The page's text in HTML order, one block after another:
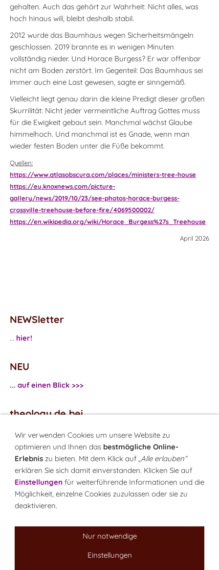
gehalten. Auch das gehört zur Wahrheit: Nicht alles, was
hoch hinaus will, bleibt deshalb stabil.
2012 wurde das Baumhaus wegen Sicherheitsmängeln
geschlossen. 2019 brannte es in wenigen Minuten
vollständig nieder. Und Horace Burgess? Er war offenbar
nicht am Boden zerstört. Im Gegenteil: Das Baumhaus sei
immer auch eine Last gewesen, sagte er sinngemäß.
Vielleicht liegt genau darin die kleine Predigt dieser großen
Skurrilität: Nicht jeder vermeintliche Auftrag Gottes muss
für die Ewigkeit gebaut sein. Manchmal wächst Glaube
himmelhoch. Und manchmal ist es Gnade, wenn man
wieder festen Boden unter die Füße bekommt.
Quellen:
https://www.atlasobscura.com/places/ministers-tree-house
https://eu.knoxnews.com/picture-
gallery/news/2019/10/23/see-photos-horace-burgess-
crossville-treehouse-before-fire/4069500002/
https://en.wikipedia.org/wiki/Horace_Burgess%27s_Treehouse
April 2026
NEWSletter
... hier!
NEU
... auf einen Blick >>>
theology.de bei
...Facebook
...Twitter
Monatsrätsel
Rätseln & Gewinnen!
LINK-Hinweis
Wir verwenden Cookies um unsere Website zu
optimieren und Ihnen das bestmögliche Online-
Erlebnis zu bieten. Mit dem Klick auf „Alle erlauben“
erklären Sie sich damit einverstanden. Klicken Sie auf
Einstellungen für weiterführende Informationen und die
Möglichkeit, einzelne Cookies zuzulassen oder sie zu
deaktivieren.
Nur notwendige
Einstellungen